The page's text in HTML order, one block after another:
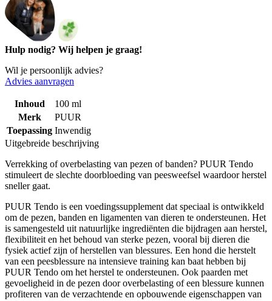
Hulp nodig? Wij helpen je graag!
Wil je persoonlijk advies?
Advies aanvragen
Inhoud
100 ml
Merk
PUUR
Toepassing Inwendig
Uitgebreide beschrijving
Verrekking of overbelasting van pezen of banden? PUUR Tendo
stimuleert de slechte doorbloeding van peesweefsel waardoor herstel
sneller gaat.
PUUR Tendo is een voedingssupplement dat speciaal is ontwikkeld
om de pezen, banden en ligamenten van dieren te ondersteunen. Het
is samengesteld uit natuurlijke ingrediënten die bijdragen aan herstel,
flexibiliteit en het behoud van sterke pezen, vooral bij dieren die
fysiek actief zijn of herstellen van blessures. Een hond die herstelt
van een peesblessure na intensieve training kan baat hebben bij
PUUR Tendo om het herstel te ondersteunen. Ook paarden met
gevoeligheid in de pezen door overbelasting of een blessure kunnen
profiteren van de verzachtende en opbouwende eigenschappen van